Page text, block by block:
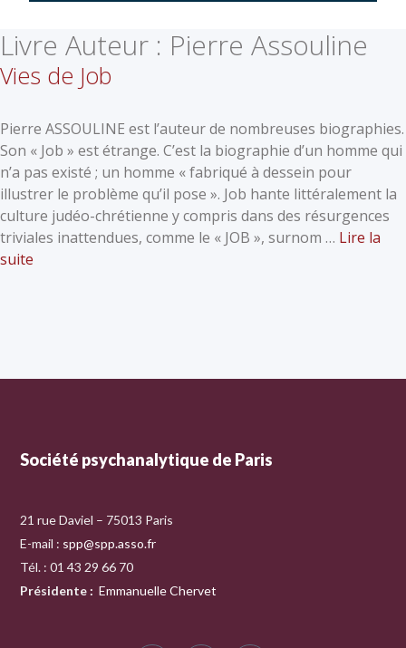
Livre Auteur : Pierre Assouline
Vies de Job
Pierre ASSOULINE est l’auteur de nombreuses biographies.
Son « Job » est étrange. C’est la biographie d’un homme qui
n’a pas existé ; un homme « fabriqué à dessein pour
illustrer le problème qu’il pose ». Job hante littéralement la
culture judéo-chrétienne y compris dans des résurgences
triviales inattendues, comme le « JOB », surnom … Lire la
suite
Société psychanalytique de Paris
21 rue Daviel – 75013 Paris
E-mail : spp@spp.asso.fr
Tél. : 01 43 29 66 70
Présidente : Emmanuelle Chervet